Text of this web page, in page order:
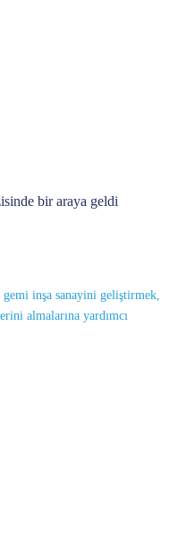
bir araya geldi
inşa sanayini geliştirmek,
almalarına yardımcı